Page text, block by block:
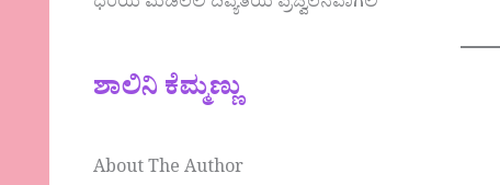
ಶಾಲಿನಿ ಕೆಮ್ಮಣ್ಣು
About The Author